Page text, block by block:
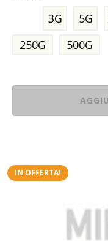
3G 5G
250G
500G
IN OFFERTA!